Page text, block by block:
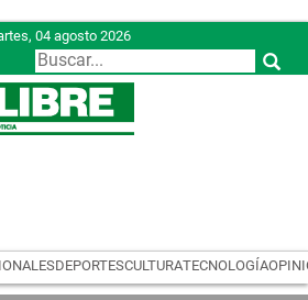
04 agosto 2026
DEPORTESCULTURATECNOLOGÍA